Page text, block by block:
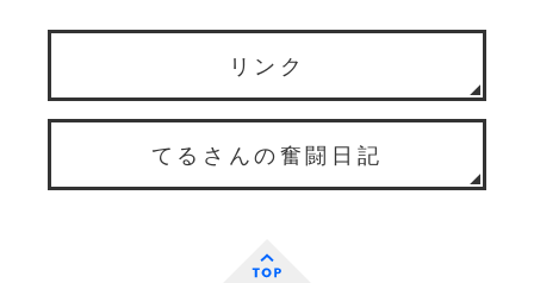
リンク
てるさんの奮闘日記